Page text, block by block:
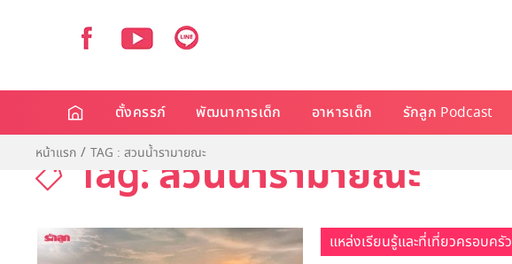
ตั้งครรภ์ พัฒนาการเด็ก อาหารเด็ก รักลูก Podcast
หน้าแรก TAG : สวนน้ำรามายณะ
Tag: สวนน้ำรามายณะ
แหล่งเรียนรู้และที่เที่ยวครอบครัว